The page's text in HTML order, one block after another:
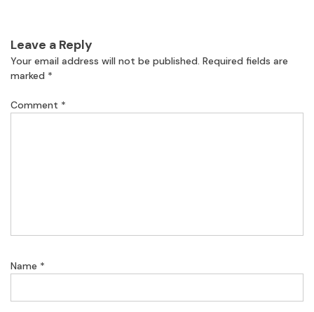
Leave a Reply
Your email address will not be published. Required fields are
marked *
Comment *
Name *